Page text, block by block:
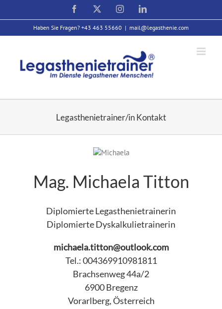
Facebook InstagramLinkedIn
Haben Sie Fragen? +43 463 55660 | mail@legasthenie.com
Legasthenietrainer/in Kontakt
Mag. Michaela Titton
Diplomierte Legasthenietrainerin
Diplomierte Dyskalkulietrainerin
michaela.titton@outlook.com
Tel.: 004369910981811
Brachsenweg 44a/2
6900 Bregenz
Vorarlberg, Österreich